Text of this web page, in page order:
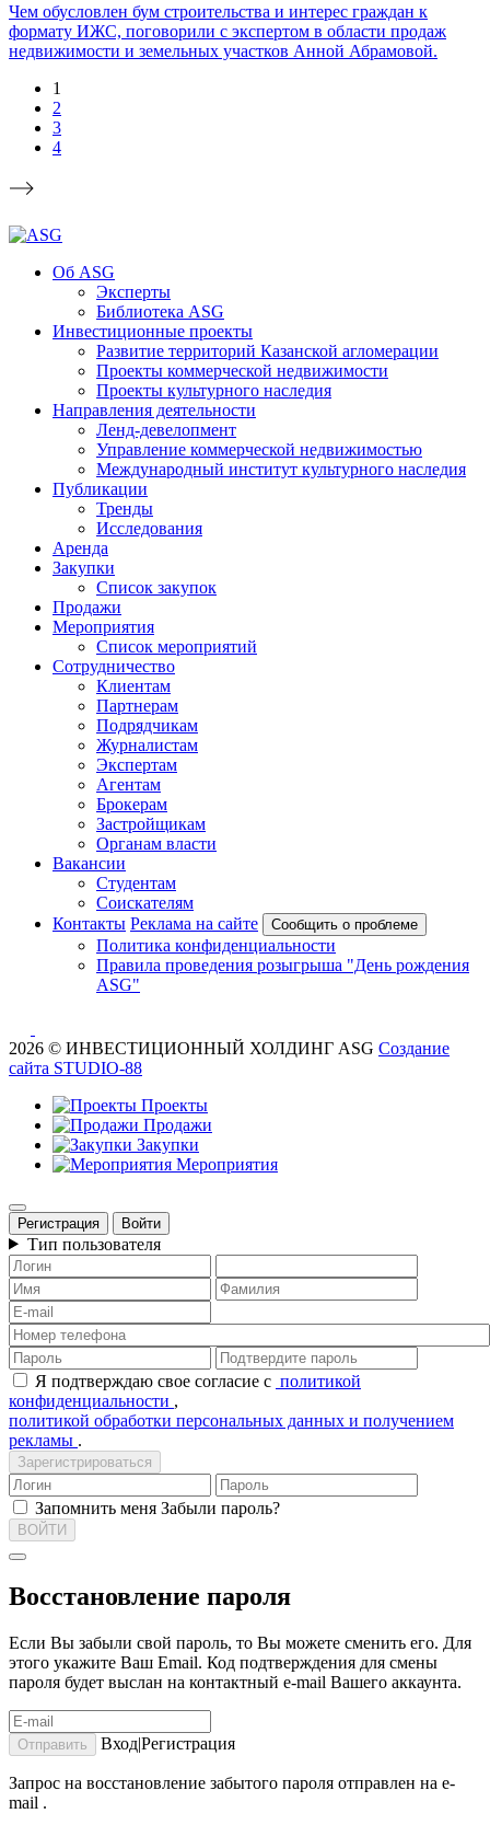
Чем обусловлен бум строительства и интерес граждан к
формату ИЖС, поговорили с экспертом в области продаж
недвижимости и земельных участков Анной Абрамовой.
1
2
3
4
Об ASG
Эксперты
Библиотека ASG
Инвестиционные проекты
Развитие территорий Казанской агломерации
Проекты коммерческой недвижимости
Проекты культурного наследия
Направления деятельности
Ленд-девелопмент
Управление коммерческой недвижимостью
Международный институт культурного наследия
Публикации
Тренды
Исследования
Аренда
Закупки
Список закупок
Продажи
Мероприятия
Список мероприятий
Сотрудничество
Клиентам
Партнерам
Подрядчикам
Журналистам
Экспертам
Агентам
Брокерам
Застройщикам
Органам власти
Вакансии
Студентам
Соискателям
Контакты Реклама на сайте Сообщить о проблеме
Политика конфиденциальности
Правила проведения розыгрыша "День рождения
ASG"
2026 © ИНВЕСТИЦИОННЫЙ ХОЛДИНГ ASG Создание
сайта STUDIO-88
Проекты
Продажи
Закупки
Мероприятия
Регистрация Войти
Тип пользователя
Я подтверждаю свое согласие с политикой
конфиденциальности ,
политикой обработки персональных данных и получением
рекламы .
Зарегистрироваться
Запомнить меня Забыли пароль?
ВОЙТИ
Восстановление пароля
Если Вы забыли свой пароль, то Вы можете сменить его. Для
этого укажите Ваш Email. Код подтверждения для смены
пароля будет выслан на контактный e-mail Вашего аккаунта.
Отправить Вход|Регистрация
Запрос на восстановление забытого пароля отправлен на e-
mail .